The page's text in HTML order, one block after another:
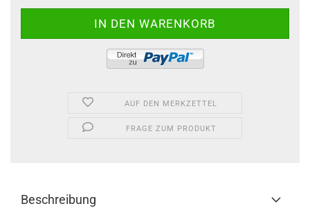
AUF DEN MERKZETTEL
FRAGE ZUM PRODUKT
Beschreibung